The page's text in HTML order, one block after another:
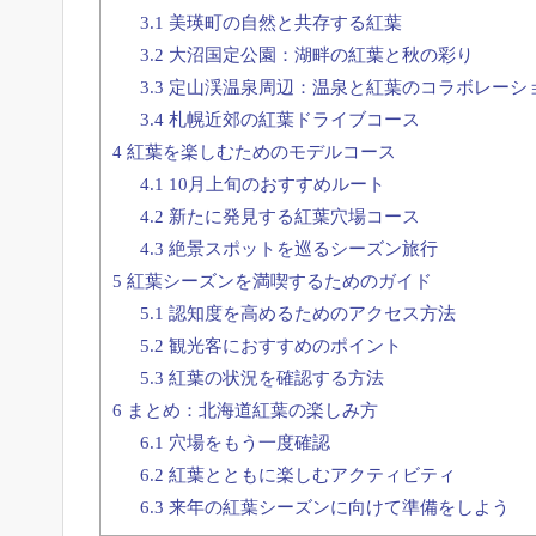
3.1 美瑛町の自然と共存する紅葉
3.2 大沼国定公園：湖畔の紅葉と秋の彩り
3.3 定山渓温泉周辺：温泉と紅葉のコラボレーシ
3.4札幌近郊の紅葉ドライブコース
4 紅葉を楽しむためのモデルコース
4.1 10月上旬のおすすめルート
4.2 新たに発見する紅葉穴場コース
4.3 絶景スポットを巡るシーズン旅行
5 紅葉シーズンを満喫するためのガイド
5.1 認知度を高めるためのアクセス方法
5.2 観光客におすすめのポイント
5.3 紅葉の状況を確認する方法
6 まとめ：北海道紅葉の楽しみ方
6.1 穴場をもう一度確認
6.2 紅葉とともに楽しむアクティビティ
6.3 来年の紅葉シーズンに向けて準備をしよう